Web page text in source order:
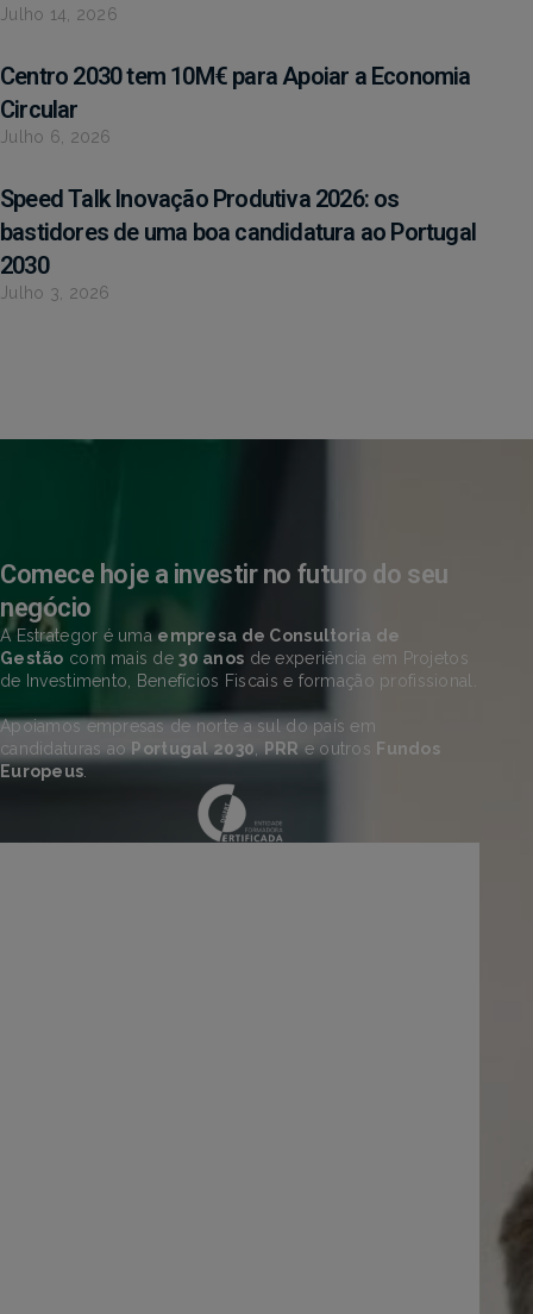
Julho 14, 2026
Centro 2030 tem 10M€ para Apoiar a Economia
Circular
Julho 6, 2026
Speed Talk Inovação Produtiva 2026: os
bastidores de uma boa candidatura ao Portugal
2030
Julho 3, 2026
Comece hoje a investir no futuro do seu
negócio
A Estrategor é uma empresa de Consultoria de
Gestão com mais de30 anos de experiência em Projetos
de Investimento, Benefícios Fiscais e formação profissional.
Apoiamos empresas de norte a sul do país em
candidaturas ao Portugal 2030 PRR e outros Fundos
Europeus